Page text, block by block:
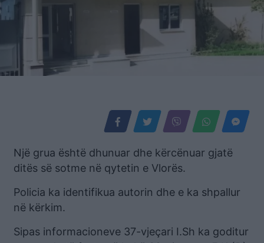
Një grua është dhunuar dhe kërcënuar gjatë
ditës së sotme në qytetin e Vlorës.
Policia ka identifikua autorin dhe e ka shpallur
në kërkim.
Sipas informacioneve 37-vjeçari I.Sh ka goditur